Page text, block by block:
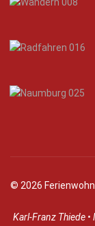
© 2026
Karl-Franz Thiede